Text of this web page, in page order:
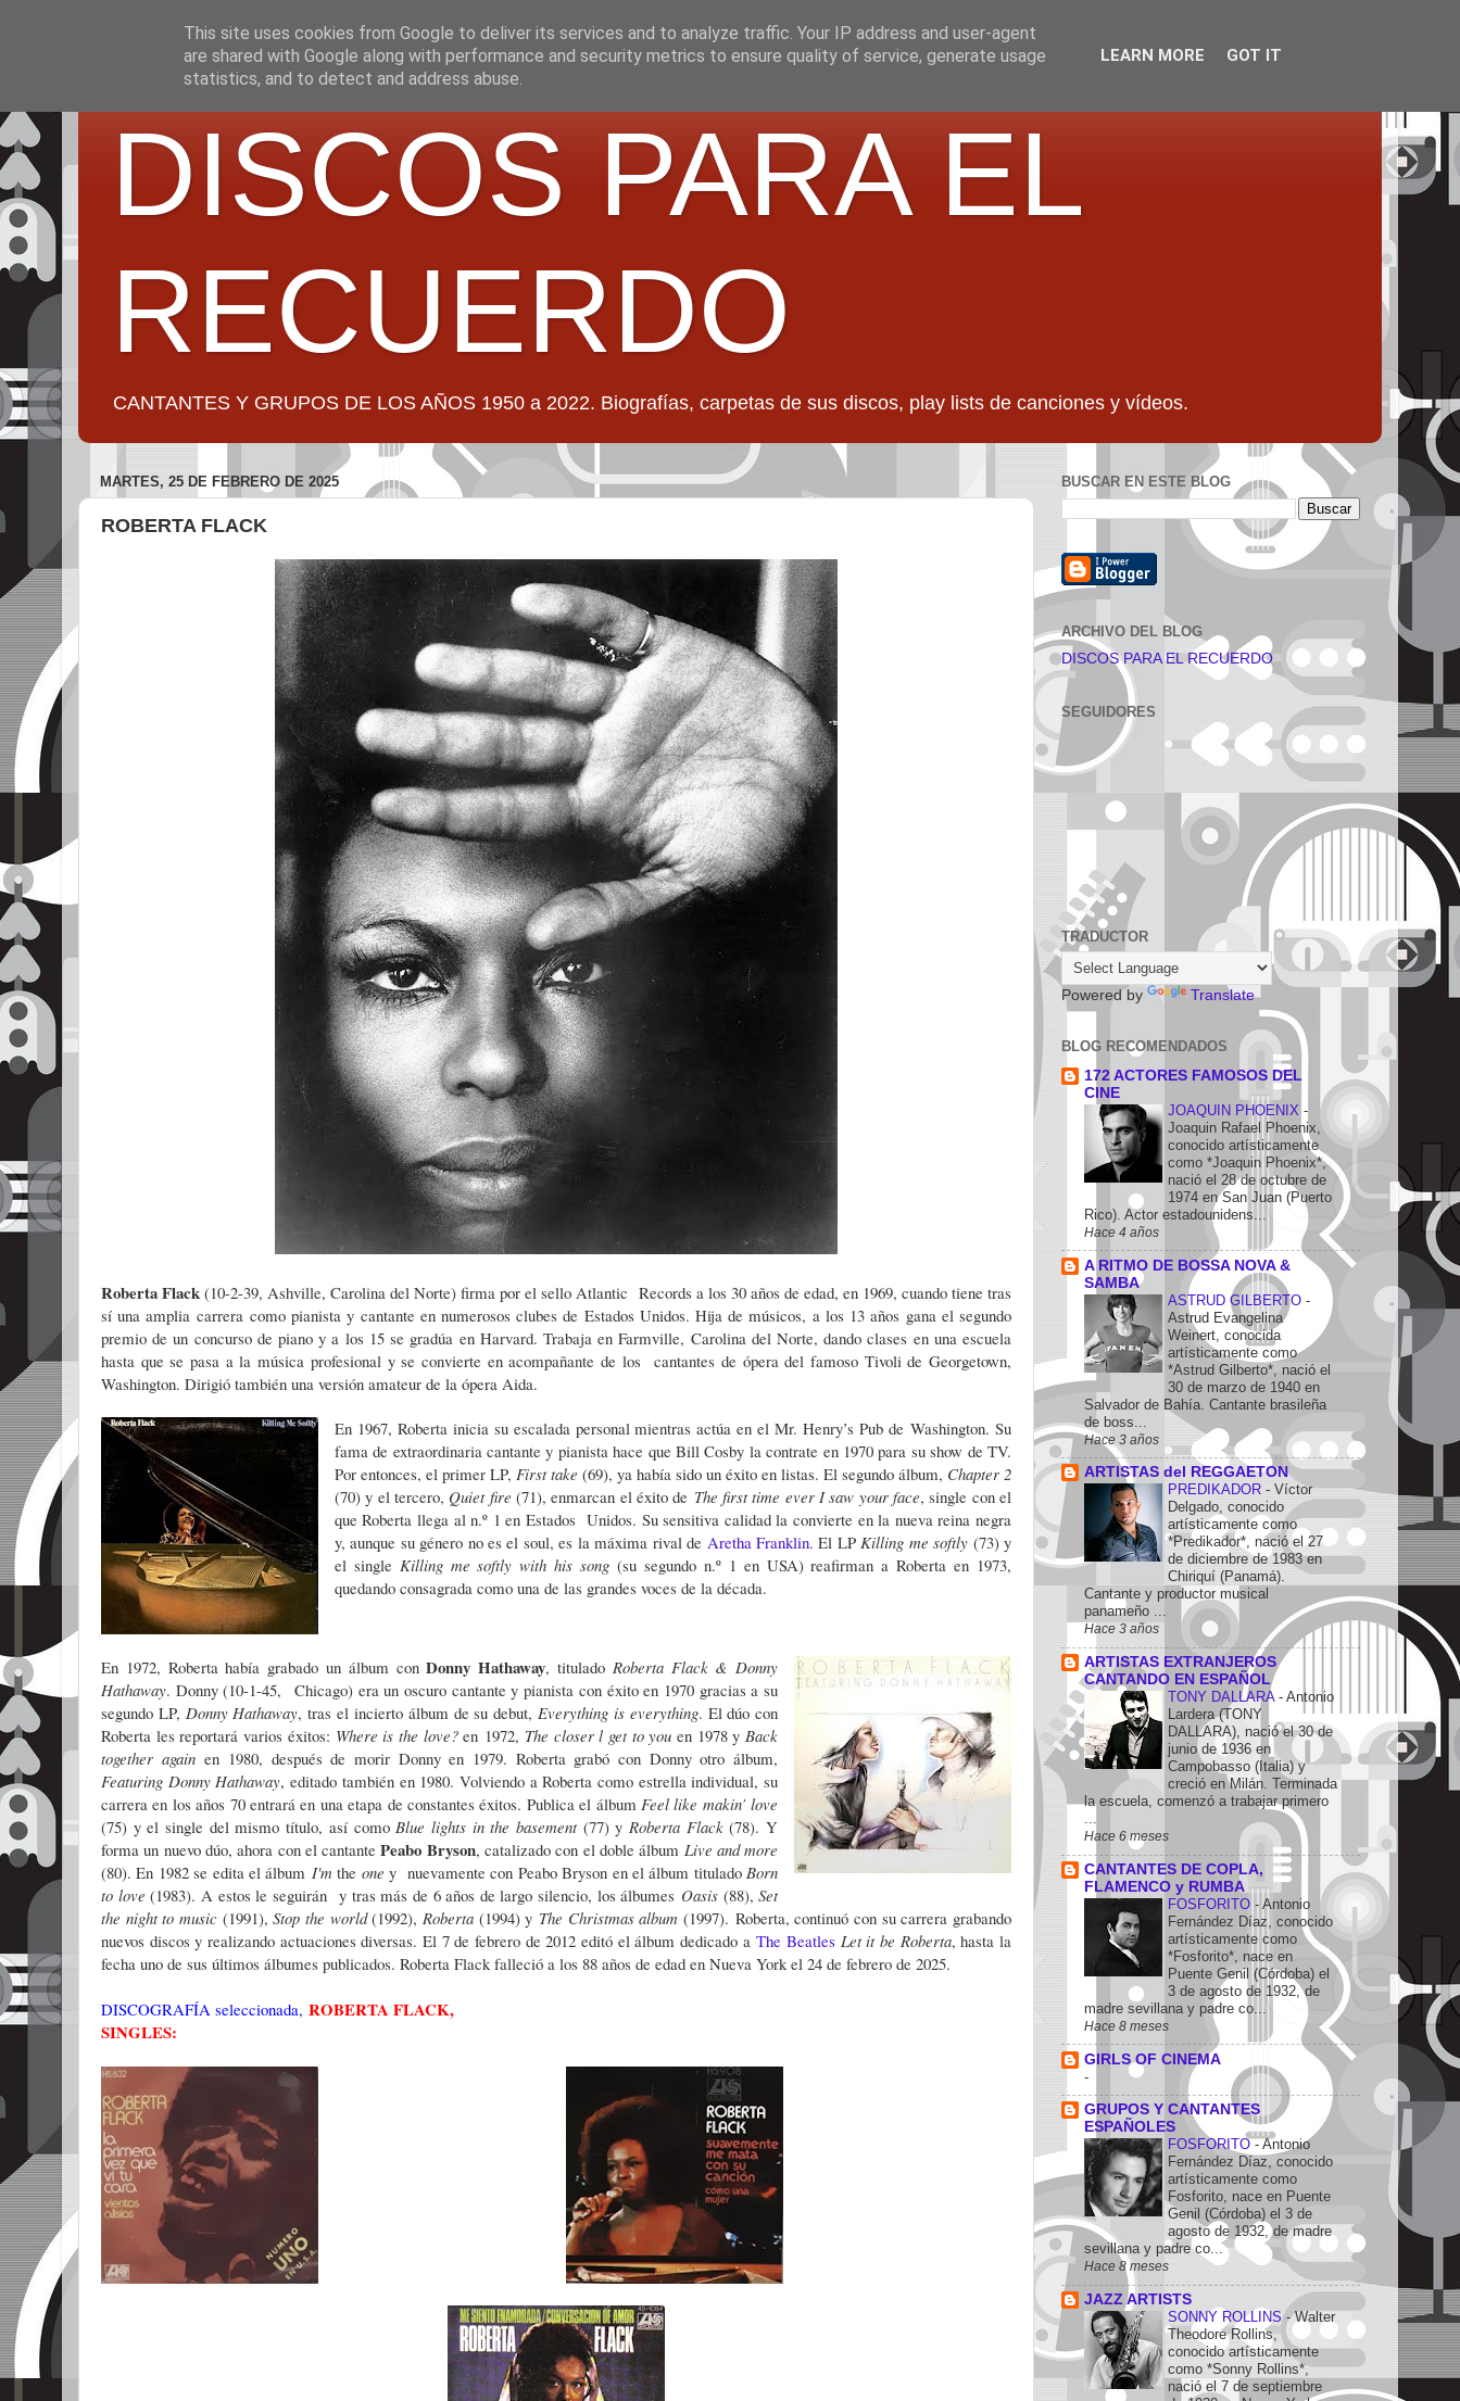
DISCOS PARA EL
RECUERDO
CANTANTES Y GRUPOS DE LOS AÑOS 1950 a 2022. Biografías, carpetas de sus discos, play lists de canciones y vídeos.
MARTES, 25 DE FEBRERO DE 2025
ROBERTA FLACK
Roberta Flack (10-2-39, Ashville, Carolina del Norte) firma por el sello Atlantic Records a los 30 años de edad, en 1969, cuando tiene tras
sí una amplia carrera como pianista y cantante en numerosos clubes de Estados Unidos. Hija de músicos, a los 13 años gana el segundo
premio de un concurso de piano y a los 15 se gradúa en Harvard. Trabaja en Farmville, Carolina del Norte, dando clases en una escuela
hasta que se pasa a la música profesional y se convierte en acompañante de los cantantes de ópera del famoso Tivoli de Georgetown,
Washington. Dirigió también una versión amateur de la ópera Aida.
En 1967, Roberta inicia su escalada personal mientras actúa en el Mr. Henry’s Pub de Washington. Su
fama de extraordinaria cantante y pianista hace que Bill Cosby la contrate en 1970 para su show de TV.
Por entonces, el primer LP, First take (69), ya había sido un éxito en listas. El segundo álbum, Chapter 2
(70) y el tercero, Quiet fire (71), enmarcan el éxito de The first time ever I saw your face, single con el
que Roberta llega al n.º 1 en Estados Unidos. Su sensitiva calidad la convierte en la nueva reina negra
y, aunque su género no es el soul, es la máxima rival de Aretha Franklin. El LPKilling me softly (73) y
el single Killing me softly with his song (su segundo n.º 1 en USA) reafirman a Roberta en 1973,
quedando consagrada como una de las grandes voces de la década.
En 1972, Roberta había grabado un álbum conDonny Hathaway, titulado Roberta Flack & Donny
Hathaway. Donny (10-1-45, Chicago) era un oscuro cantante y pianista con éxito en 1970 gracias a su
segundo LP, Donny Hathaway, tras el incierto álbum de su debut, Everything is everything. El dúo con
Roberta les reportará varios éxitos: Where is the love?en 1972, The closer l get to you en 1978 y Back
together againen 1980, después de morir Donny en 1979. Roberta grabó con Donny otro álbum,
Featuring Donny Hathaway, editado también en 1980. Volviendo a Roberta como estrella individual, su
carrera en los años 70 entrará en una etapa de constantes éxitos. Publica el álbum Feel like makin’ love
(75) y el single del mismo título, así como Blue lights in the basement(77) y Roberta Flack(78). Y
forma un nuevo dúo, ahora con el cantantePeabo Bryson, catalizado con el doble álbum Live and more
(80). En 1982 se edita el álbum I'mthe oney nuevamente con Peabo Bryson en el álbum titulado Born
to love(1983). A estos le seguirán y tras más de 6 años de largo silencio, los álbumes Oasis (88),Set
the night to music (1991),Stop the world(1992), Roberta (1994) y The Christmas album (1997). Roberta, continuó con su carrera grabando
nuevos discos y realizando actuaciones diversas. El 7 de febrero de 2012 editó el álbum dedicado aThe Beatles Let it be Roberta, hasta la
fecha uno de sus últimos álbumes publicados. Roberta Flack falleció a los 88 años de edad en Nueva York el 24 de febrero de 2025.
DISCOGRAFÍA seleccionada, ROBERTA FLACK,
SINGLES:
BUSCAR EN ESTE BLOG
ARCHIVO DEL BLOG
DISCOS PARA EL RECUERDO
SEGUIDORES
TRADUCTOR
Powered by Translate
BLOG RECOMENDADOS
172 ACTORES FAMOSOS DEL
CINE
JOAQUIN PHOENIX -
Joaquin Rafael Phoenix,
conocido artísticamente
como *Joaquin Phoenix*,
nació el 28 de octubre de
1974 en San Juan (Puerto
Rico). Actor estadounidens...
Hace 4 años
A RITMO DE BOSSA NOVA &
SAMBA
ASTRUD GILBERTO -
Astrud Evangelina
Weinert, conocida
artísticamente como
*Astrud Gilberto*, nació el
30 de marzo de 1940 en
Salvador de Bahía. Cantante brasileña
de boss...
Hace 3 años
ARTISTAS del REGGAETON
PREDIKADOR - Víctor
Delgado, conocido
artísticamente como
*Predikador*, nació el 27
de diciembre de 1983 en
Chiriquí (Panamá).
Cantante y productor musical
panameño ...
Hace 3 años
ARTISTAS EXTRANJEROS
CANTANDO EN ESPAÑOL
TONY DALLARA - Antonio
Lardera (TONY
DALLARA), nació el 30 de
junio de 1936 en
Campobasso (Italia) y
creció en Milán. Terminada
la escuela, comenzó a trabajar primero
...
Hace 6 meses
CANTANTES DE COPLA,
FLAMENCO y RUMBA
FOSFORITO - Antonio
Fernández Díaz, conocido
artísticamente como
*Fosforito*, nace en
Puente Genil (Córdoba) el
3 de agosto de 1932, de
madre sevillana y padre co...
Hace 8 meses
GIRLS OF CINEMA
-
GRUPOS Y CANTANTES
ESPAÑOLES
FOSFORITO-Antonio
Fernández Díaz, conocido
artísticamente como
Fosforito, nace en Puente
Genil (Córdoba) el 3 de
agosto de 1932, de madre
sevillana y padre co...
Hace 8 meses
JAZZ ARTISTS
SONNY ROLLINS-Walter
Theodore Rollins,
conocido artísticamente
como *Sonny Rollins*,
nació el 7 de septiembre
This site uses cookies from Google to deliver its services and to analyze traffic. Your IP address and user-agent
are shared with Google along with performance and security metrics to ensure quality of service, generate usage
statistics, and to detect and address abuse.
LEARN MORE GOT IT